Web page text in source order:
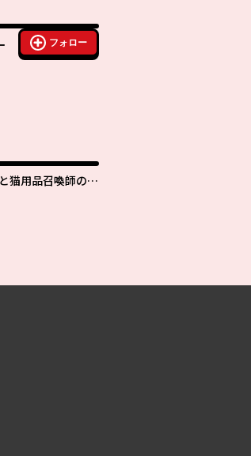
フォロー
猫用品召喚師の異